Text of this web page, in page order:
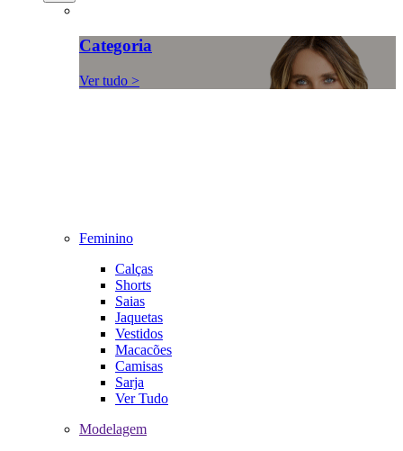
Categoria
Ver tudo >
Feminino
Calças
Shorts
Saias
Jaquetas
Vestidos
Macacões
Camisas
Sarja
Ver Tudo
Modelagem